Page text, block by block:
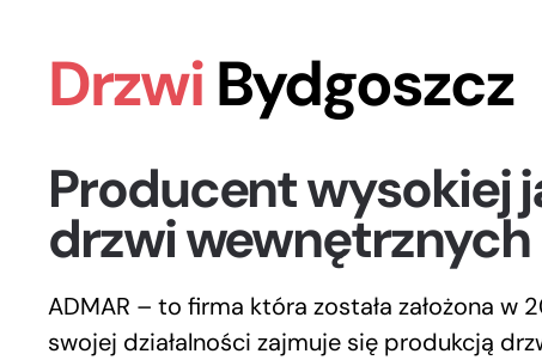
DrzwiBydgoszcz
Producent wysokiej
drzwi wewnętrznych
ADMAR – to firma która została założona w
swojej działalności zajmuje się produkcją